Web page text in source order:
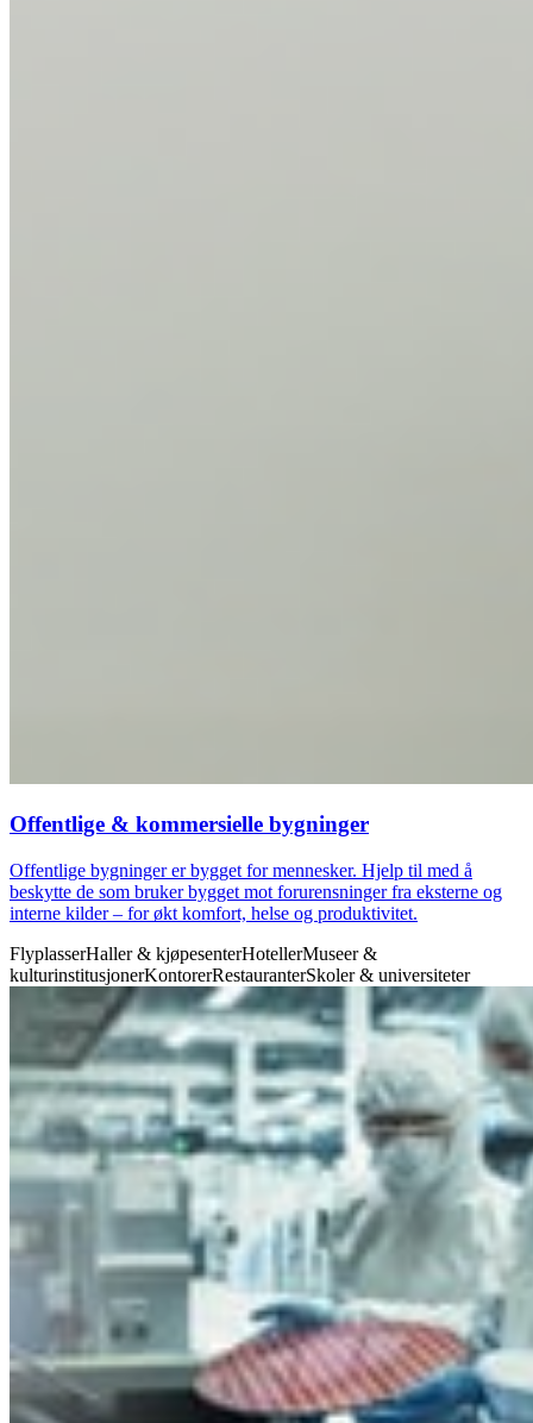
Offentlige & kommersielle bygninger
Offentlige bygninger er bygget for mennesker. Hjelp til med å
beskytte de som bruker bygget mot forurensninger fra eksterne og
interne kilder – for økt komfort, helse og produktivitet.
FlyplasserHaller & kjøpesenterHotellerMuseer &
kulturinstitusjonerKontorerRestauranterSkoler & universiteter